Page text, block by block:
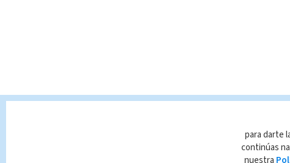
para darte
continúas
nuestra